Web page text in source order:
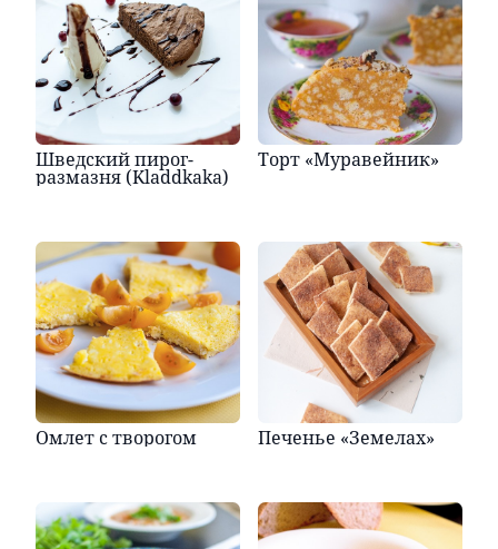
Шведский пирог-
размазня (Kladdkaka)
Торт «Муравейник»
Омлет с творогом Печенье «Земелах»